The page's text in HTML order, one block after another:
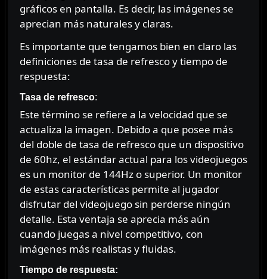
gráficos en pantalla. Es decir, las imágenes se
aprecian más naturales y claras.
Es importante que tengamos bien en claro las
definiciones de tasa de refresco y tiempo de
respuesta:
Tasa de refresco:
Este término se refiere a la velocidad que se
actualiza la imagen. Debido a que posee más
del doble de tasa de refresco que un dispositivo
de 60hz, el estándar actual para los videojuegos
es un monitor de 144Hz o superior. Un monitor
de estas características permite al jugador
disfrutar del videojuego sin perderse ningún
detalle. Esta ventaja se aprecia más aún
cuando juegas a nivel competitivo, con
imágenes más realistas y fluidas.
Tiempo de respuesta: